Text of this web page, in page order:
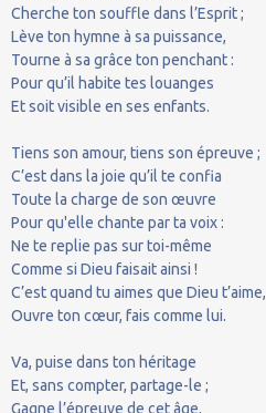
Cherche ton souffle dans l’Esprit ;
Lève ton hymne à sa puissance,
Tourne à sa grâce ton penchant :
Pour qu’il habite tes louanges
Et soit visible en ses enfants.
Tiens son amour, tiens son épreuve ;
C’est dans la joie qu’il te confia
Toute la charge de son œuvre
Pour qu'elle chante par ta voix :
Ne te replie pas sur toi-même
Comme si Dieu faisait ainsi !
C’est quand tu aimes que Dieu t’aime,
Ouvre ton cœur, fais comme lui.
Va, puise dans ton héritage
Et, sans compter, partage-le ;
Gagne l’épreuve de cet âge,